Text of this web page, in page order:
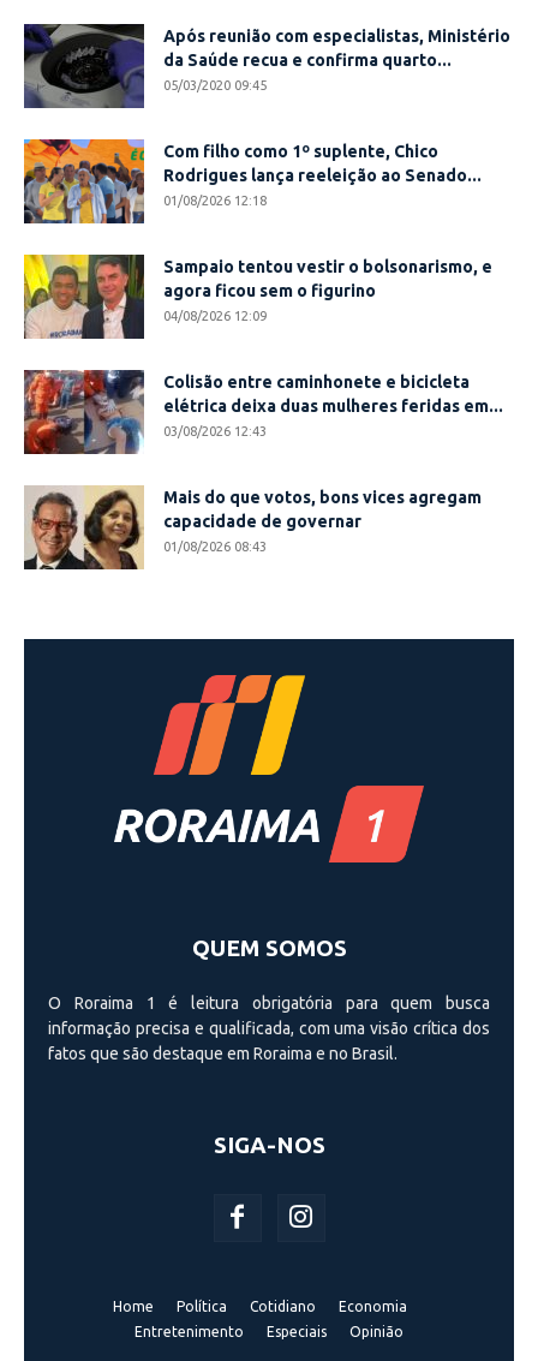
Após reunião com especialistas, Ministério
da Saúde recua e confirma quarto...
05/03/2020 09:45
Com filho como 1º suplente, Chico
Rodrigues lança reeleição ao Senado...
01/08/2026 12:18
Sampaio tentou vestir o bolsonarismo, e
agora ficou sem o figurino
04/08/2026 12:09
Colisão entre caminhonete e bicicleta
elétrica deixa duas mulheres feridas em...
03/08/2026 12:43
Mais do que votos, bons vices agregam
capacidade de governar
01/08/2026 08:43
QUEM SOMOS
O Roraima 1 é leitura obrigatória para quem busca
informação precisa e qualificada, com uma visão crí­tica dos
fatos que são destaque em Roraima e no Brasil.
SIGA-NOS
Home Política Cotidiano
Economia
Entretenimento
Especiais Opinião